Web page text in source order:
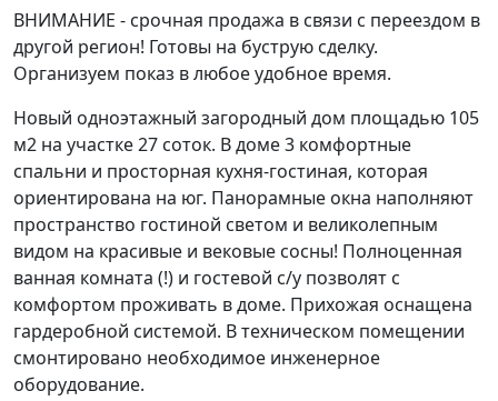
ВНИМАНИЕ - срочная продажа в связи с переездом в
другой регион! Готовы на буструю сделку.
Организуем показ в любое удобное время.
Новый одноэтажный загородный дом площадью 105
м2 на участке 27 соток. В доме 3 комфортные
спальни и просторная кухня-гостиная, которая
ориентирована на юг. Панорамные окна наполняют
пространство гостиной светом и великолепным
видом на красивые и вековые сосны! Полноценная
ванная комната (!) и гостевой с/у позволят с
комфортом проживать в доме. Прихожая оснащена
гардеробной системой. В техническом помещении
смонтировано необходимое инженерное
оборудование.